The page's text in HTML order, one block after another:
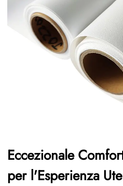
Eccezionale
per l'Esperienza